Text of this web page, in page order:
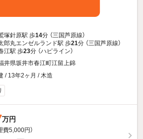
塚針原駅 歩14分 （三国芦原線）
郎丸エンゼルランド駅 歩21分 （三国芦原線）
江駅 歩23分 （ハピライン）
井県坂井市春江町江留上錦
/ 13年2ヶ月 / 木造
万円
費5,000円）